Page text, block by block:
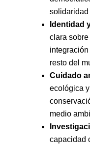
solidaridad
Identidad
clara
resto del
Cuidado
ecológica
medio
capacidad